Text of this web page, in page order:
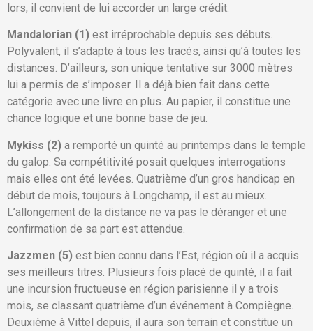
lors, il convient de lui accorder un large crédit.
Mandalorian (1) est irréprochable depuis ses débuts.
Polyvalent, il s’adapte à tous les tracés, ainsi qu’à toutes les
distances. D’ailleurs, son unique tentative sur 3000 mètres
lui a permis de s’imposer. Il a déjà bien fait dans cette
catégorie avec une livre en plus. Au papier, il constitue une
chance logique et une bonne base de jeu.
Mykiss (2) a remporté un quinté au printemps dans le temple
du galop. Sa compétitivité posait quelques interrogations
mais elles ont été levées. Quatrième d’un gros handicap en
début de mois, toujours à Longchamp, il est au mieux.
L’allongement de la distance ne va pas le déranger et une
confirmation de sa part est attendue.
Jazzmen (5) est bien connu dans l’Est, région où il a acquis
ses meilleurs titres. Plusieurs fois placé de quinté, il a fait
une incursion fructueuse en région parisienne il y a trois
mois, se classant quatrième d’un événement à Compiègne.
Deuxième à Vittel depuis, il aura son terrain et constitue un